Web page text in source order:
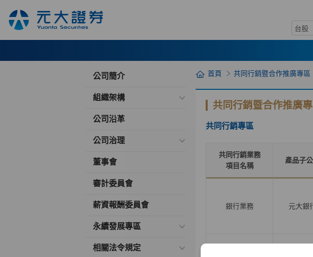
台股
公司簡介
組織架構
公司沿革
公司治理
董事會
審計委員會
薪資報酬委員會
永續發展專區
相關法令規定
首頁 共同行銷暨合作推廣專區
共同行銷暨合作推廣
共同行銷專區
共同行銷業務
項目名稱
產品子
銀行業務 元大銀